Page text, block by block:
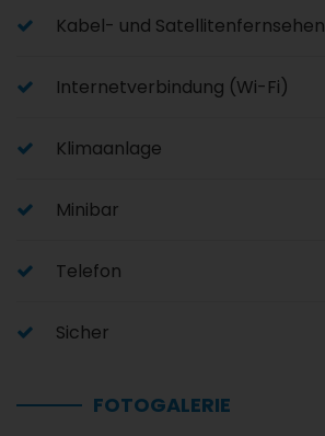
Kabel- und Satellitenfernsehen
Internetverbindung (Wi-Fi)
Klimaanlage
Minibar
Telefon
Sicher
FOTOGALERIE